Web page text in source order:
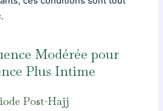
.
Modérée pour
Plus Intime
Post-Hajj